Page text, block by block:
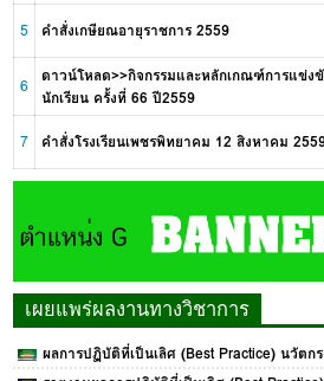
5 คำสั่งเกษียณอายุราชการ 2559
6
ดาวน์โหลด>>กิจกรรมและหลักเกณฑ์การแข่ง
นักเรียน ครั้งที่ 66 ปี2559
7 คำสั่งโรงเรียนเพชรพิทยาคม 12 สิงหาคม
เผยแพร่ผลงานทางวิชาการ
ผลการปฏิบัติที่เป็นเลิศ (Best Practice) นวัตกรรมบทเรียนออนไลน์ผสาน AI ระบบ